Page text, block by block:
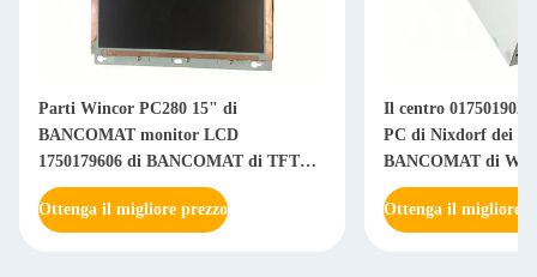
Parti Wincor PC280 15" di
BANCOMAT monitor LCD
1750179606 di BANCOMAT di TFT
01750179606
Ottenga il migliore prezzo
Il centro
PC di Nixdorf dei
BANCOMAT di
Ottenga il migliore